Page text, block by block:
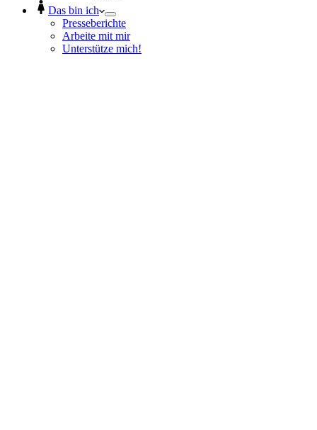
Das bin ich
Presseberichte
Arbeite mit mir
Unterstütze mich!